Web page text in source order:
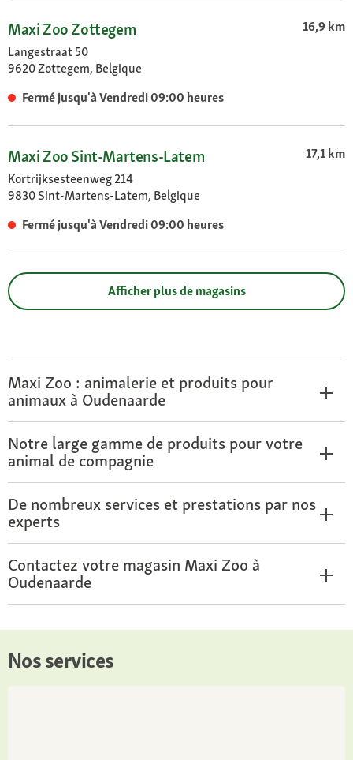
Maxi Zoo Zottegem
16,9 km
Langestraat 50
9620 Zottegem, Belgique
Fermé jusqu'à Vendredi 09:00 heures
Maxi Zoo Sint-Martens-Latem
17,1 km
Kortrijksesteenweg 214
9830 Sint-Martens-Latem, Belgique
Fermé jusqu'à Vendredi 09:00 heures
Afficher plus de magasins
Maxi Zoo : animalerie et produits pour
animaux à Oudenaarde
Notre large gamme de produits pour votre
animal de compagnie
De nombreux services et prestations par nos
experts
Contactez votre magasin Maxi Zoo à
Oudenaarde
Nos services